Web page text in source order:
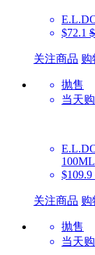
$72.1
关注商品 购
抛售
当天购
100ML
$109.9
关注商品 购
抛售
当天购